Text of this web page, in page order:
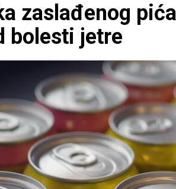
zaslađenog
bolesti jetre